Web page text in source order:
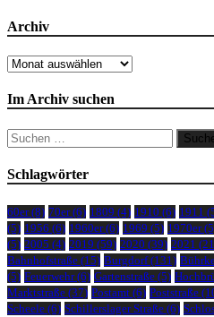
Archiv
Archiv
Im Archiv suchen
Suchen
nach:
Schlagwörter
60er(8) 70er(6) 1809 (4) 1910 (6) 1911
(5) 1956 (6) 1960er(6) 1969 (5) 1970er
(5) 2005 (4) 2019 (59) 2020 (39) 2021
Bahnhofstraße (15) Burgdorf(131)
(5) Feuerwehr(6) Gartenstraße (5)
Marktstraße (37) Postamt (6) Poststraße
Scheele (6) Schillerslager Straße (6)